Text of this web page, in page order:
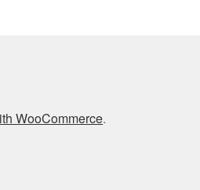
WooCommerce.